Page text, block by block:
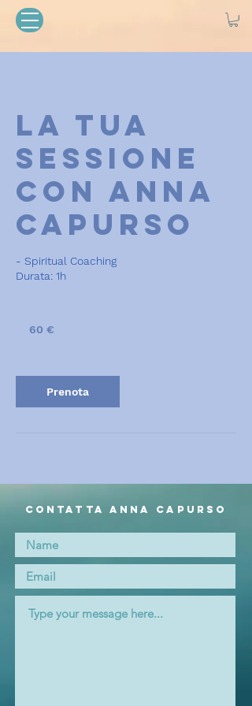
La tua
sessione
con Anna
Capurso
- Spiritual Coaching
Durata: 1h
60 €
Prenota
Contatta Anna Capurso